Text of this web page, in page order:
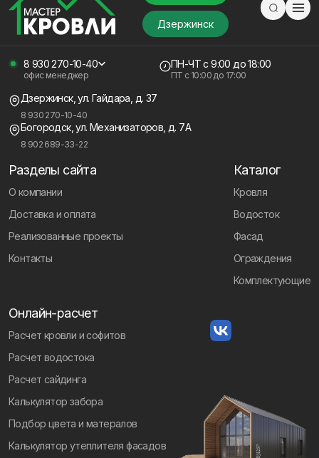
Дзержинск
8 930 270-10-40
офис менеджер
ПН-ЧТс 9:00 до 18:00
ПТ с 10:00 до 17:00
Дзержинск, ул. Гайдара, д. 37
8 930 270-10-40
Богородск, ул. Механизаторов, д. 7А
8 902 689-33-22
Разделы сайта
О компании
Доставка и оплата
Реализованные проекты
Контакты
Каталог
Кровля
Водосток
Фасад
Ограждения
Комплектующие
Онлайн-расчет
Расчет кровли и софитов
Расчет водостока
Расчет сайдинга
Калькулятор забора
Подбор цвета и матералов
Калькулятор утеплителя фасадов